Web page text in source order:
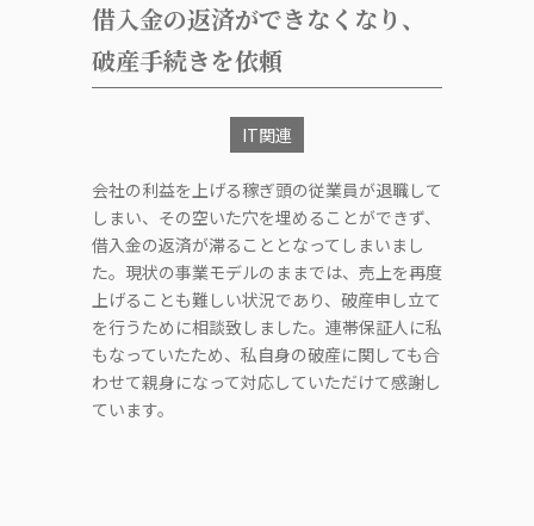
借入金の返済ができなくなり、
破産手続きを依頼
IT関連
会社の利益を上げる稼ぎ頭の従業員が退職して
しまい、その空いた穴を埋めることができず、
借入金の返済が滞ることとなってしまいまし
た。現状の事業モデルのままでは、売上を再度
上げることも難しい状況であり、破産申し立て
を行うために相談致しました。連帯保証人に私
もなっていたため、私自身の破産に関しても合
わせて親身になって対応していただけて感謝し
ています。